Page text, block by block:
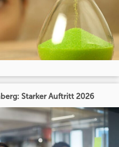
Starker Auftritt 2026